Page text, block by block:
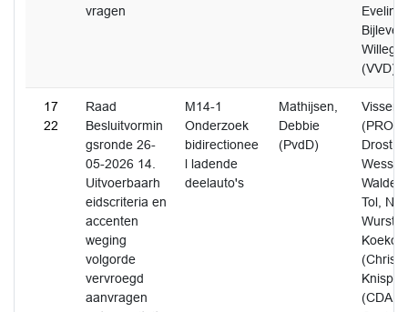
vragen
Evelina
(VVD)
17
22
Raad
Besluitvormin
gsronde 26-
05-2026 14.
Uitvoerbaarh
eidscriteria en
accenten
weging
volgorde
vervroegd
aanvragen
M14-1
Onderzoek
bidirectionee
l ladende
deelauto's
Mathijsen,
Debbie
(PvdD)
Visser,
(PRO)
Drost
Tol,
Knispel
(CDA)